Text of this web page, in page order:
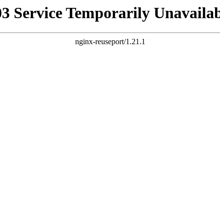
Service Temporarily
nginx-reuseport/1.21.1